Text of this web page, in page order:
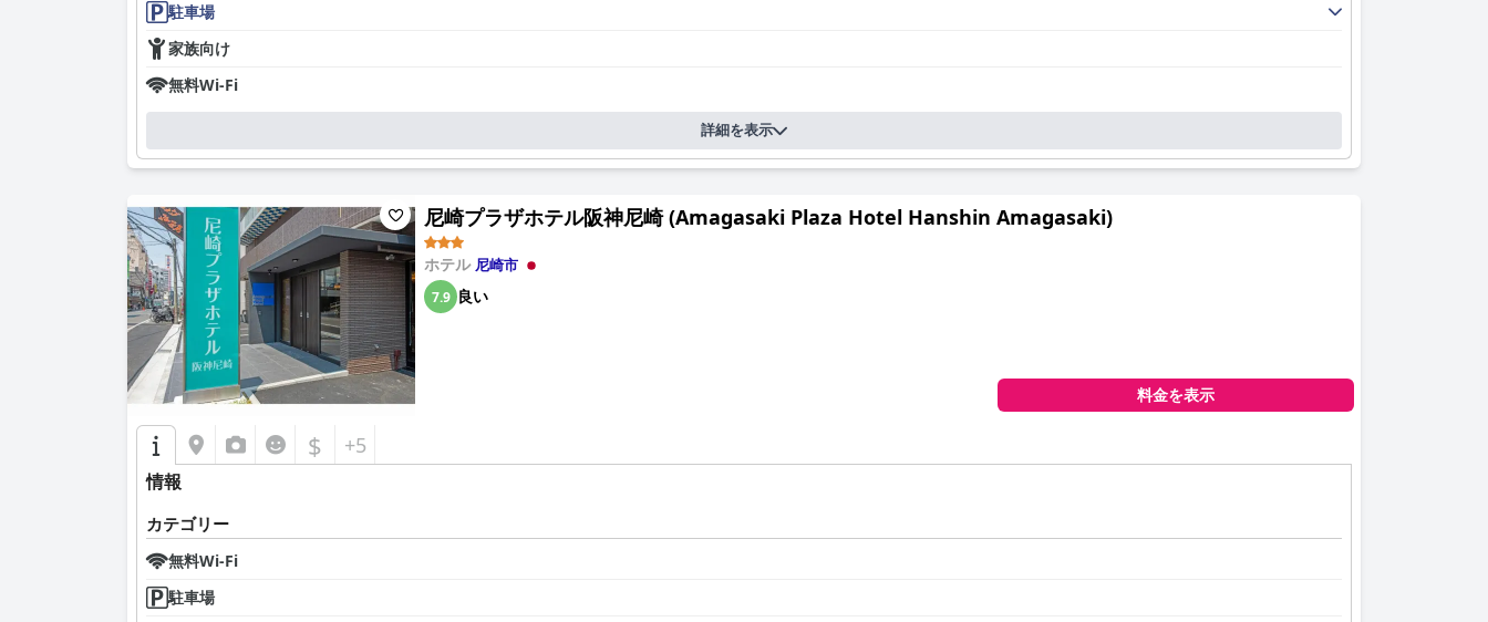
都ホテル尼崎の客室は、広々としていて清潔で快適だと評されています。宿泊客は、よく考えられた家具の配置と調整可能な照明に感謝しており、快適な滞在に貢献してい
ます。アメニティの毎日の補充と、特に夜間の印象的な景色が、客室体験をさらに高めます。やや時代遅れの外観や、時折バスタブの清潔さに関する懸念など、いくつかの
小さな問題はありますが、ゲストからのフィードバックは主にポジティブです。
都ホテル尼崎では、清潔さが際立っており、宿泊客は施設の非の打ちどころのない状態を頻繁に指摘しています。ホテルは、モダンな清潔さの基準を確保しながら、魅力的
な昔ながらの日本のスタイルを維持しています。清掃スタッフの徹底ぶりと、施設全体の清潔さは、すべての訪問者に快適で快適な環境を提供します。
ホテルのスタッフは、卓越したサービスとおもてなしで一貫して称賛されています。フロントでの丁寧さや親切さから、駐車場での効率的なサービスまで、スタッフの気配
駐車場設備は高く評価されており、多くのゲストが地下駐車場の手頃な価格と利便性についてコメントしています。リーズナブルな料金、十分なスペース（時々狭いもの
の）、複数回の出入りが容易であることは、全体的な滞在にプラスに貢献しています。
最後に、都ホテル尼崎のベッドは、その快適さとサイズで頻繁に称賛されています。宿泊客は、安らかな睡眠を報告し、ふわふわの寝具と快適なマットレスによって提供さ
れる居心地の良い雰囲気に感謝し、ぐっすりとお休みいただけます。
要するに、都ホテル尼崎は、便利なロケーション、素晴らしい朝食、広々とした清潔な客室、高い清潔さの基準、卓越したスタッフサービス、手頃な価格の駐車場、快適な
ベッドが際立っています。これらの品質は、旅行者の間で非常に人気のある選択肢となっています。
駐車場
家族向け
無料Wi-Fi
詳細を表示
尼崎プラザホテル阪神尼崎 (Amagasaki Plaza Hotel Hanshin Amagasaki)
ホテル 尼崎市
7.9 良い
料金を表示
$ +5
情報
カテゴリー
無料Wi-Fi
駐車場